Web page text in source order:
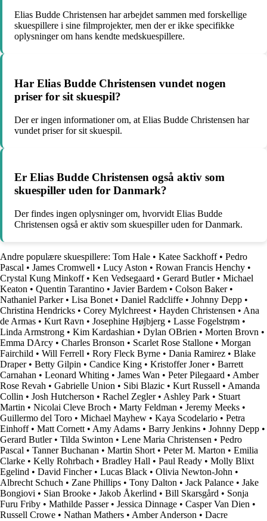
Elias Budde Christensen har arbejdet sammen med forskellige
skuespillere i sine filmprojekter, men der er ikke specifikke
oplysninger om hans kendte medskuespillere.
Har Elias Budde Christensen vundet nogen
priser for sit skuespil?
Der er ingen informationer om, at Elias Budde Christensen har
vundet priser for sit skuespil.
Er Elias Budde Christensen også aktiv som
skuespiller uden for Danmark?
Der findes ingen oplysninger om, hvorvidt Elias Budde
Christensen også er aktiv som skuespiller uden for Danmark.
Andre populære skuespillere: Tom Hale • Katee Sackhoff• Pedro
Pascal • James Cromwell • Lucy Aston • Rowan Francis Henchy •
Crystal Kung Minkoff• Ken Vedsegaard • Gerard Butler• Michael
Keaton • Quentin Tarantino • Javier Bardem • Colson Baker•
Nathaniel Parker• Lisa Bonet • Daniel Radcliffe • Johnny Depp •
Christina Hendricks • Corey Mylchreest • Hayden Christensen • Ana
de Armas • Kurt Ravn • Josephine Højbjerg • Lasse Fogelstrøm •
Linda Armstrong • Kim Kardashian • Dylan OBrien • Morten Brovn •
Emma DArcy • Charles Bronson • Scarlet Rose Stallone • Morgan
Fairchild • Will Ferrell • Rory Fleck Byrne • Dania Ramirez • Blake
Draper• Betty Gilpin • Candice King • Kristoffer Joner• Barrett
Carnahan • Leonard Whiting • James Wan • Peter Pilegaard • Amber
Rose Revah • Gabrielle Union • Sibi Blazic • Kurt Russell • Amanda
Collin • Josh Hutcherson • Rachel Zegler• Ashley Park • Stuart
Martin • Nicolai Cleve Broch • Marty Feldman • Jeremy Meeks •
Guillermo del Toro • Michael Mayhew • Kaya Scodelario • Petra
Einhoff• Matt Cornett • Amy Adams • Barry Jenkins • Johnny Depp •
Gerard Butler• Tilda Swinton • Lene Maria Christensen • Pedro
Pascal • Tanner Buchanan • Martin Short • Peter M. Marton • Emilia
Clarke • Kelly Rohrbach • Bradley Hall • Paul Ready • Molly Blixt
Egelind • David Fincher• Lucas Black • Olivia Newton-John •
Albrecht Schuch • Zane Phillips • Tony Dalton • Jack Palance • Jake
Bongiovi • Sian Brooke • Jakob Åkerlind • Bill Skarsgård • Sonja
Furu Friby • Mathilde Passer• Jessica Dinnage • Casper Van Dien •
Russell Crowe • Nathan Mathers • Amber Anderson • Dacre